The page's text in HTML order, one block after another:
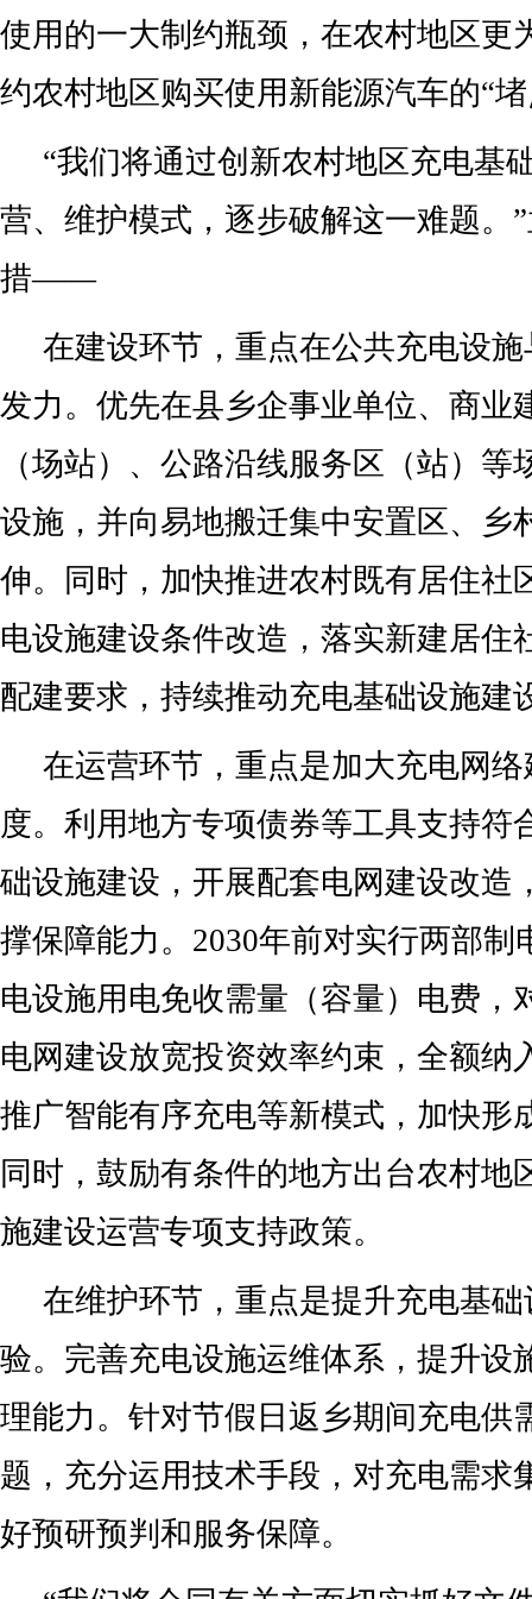
使用的一大制约瓶颈，在农村地区更
约农村地区购买使用新能源汽车的“堵
“我们将通过创新农村地区充电基
营、维护模式，逐步破解这一难题。
措——
在建设环节，重点在公共充电设
发力。优先在县乡企事业单位、商业
（场站）、公路沿线服务区（站）等
设施，并向易地搬迁集中安置区、乡
伸。同时，加快推进农村既有居住社
电设施建设条件改造，落实新建居住
配建要求，持续推动充电基础设施建
在运营环节，重点是加大充电网
度。利用地方专项债券等工具支持符
础设施建设，开展配套电网建设改造
撑保障能力。2030年前对实行两部制
电设施用电免收需量（容量）电费，
电网建设放宽投资效率约束，全额纳
推广智能有序充电等新模式，加快形
同时，鼓励有条件的地方出台农村地
施建设运营专项支持政策。
在维护环节，重点是提升充电基
验。完善充电设施运维体系，提升设
理能力。针对节假日返乡期间充电供
题，充分运用技术手段，对充电需求
好预研预判和服务保障。